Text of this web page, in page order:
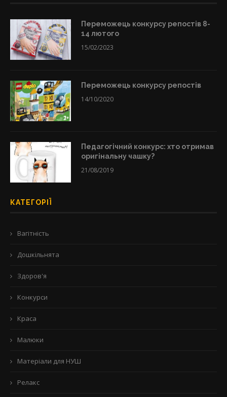
Переможець конкурсу репостів 8-
14 лютого
15/02/2023
Переможець конкурсу репостів
14/10/2020
Педагогічний конкурс: хто отримав
оригінальну чашку?
21/08/2019
КАТЕГОРІЇ
Вагітність
Дошкільнята
Здоров'я
Конкурси
Краса
Малюки
Матеріали для НУШ
Релакс